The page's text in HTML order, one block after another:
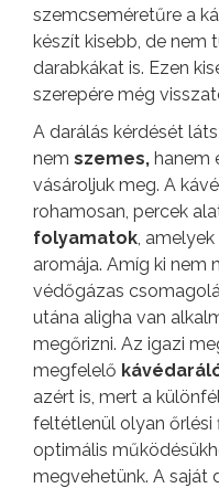
szemcseméretűre a
készít kisebb, de nem
darabkákat is. Ezen
szerepére még
A darálás kérdését
nem szemes, hanem
vásároljuk meg. A
rohamosan, percek
folyamatok ,
aromája. Amíg ki nem
védőgázas
utána aligha van
megőrizni. Az igazi
megfelelő
azért is, mert a
feltétlenül olyan
optimális
megvehetünk. A saját